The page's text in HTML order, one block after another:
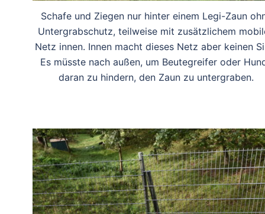
Schafe und Ziegen nur hinter einem Legi-Zaun
Untergrabschutz, teilweise mit zusätzlichem
Netz innen. Innen macht dieses Netz aber keinen
Es müsste nach außen, um Beutegreifer oder
daran zu hindern, den Zaun zu untergraben.